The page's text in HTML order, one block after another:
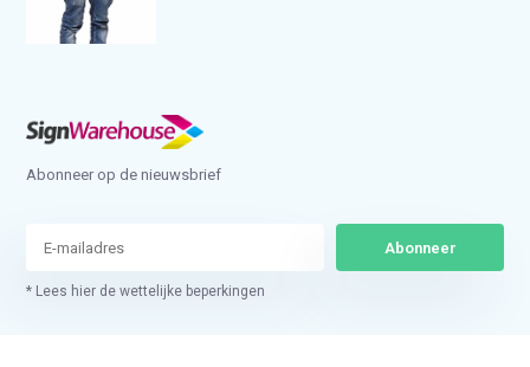
Abonneer op de nieuwsbrief
Abonneer
* Lees hier de wettelijke beperkingen